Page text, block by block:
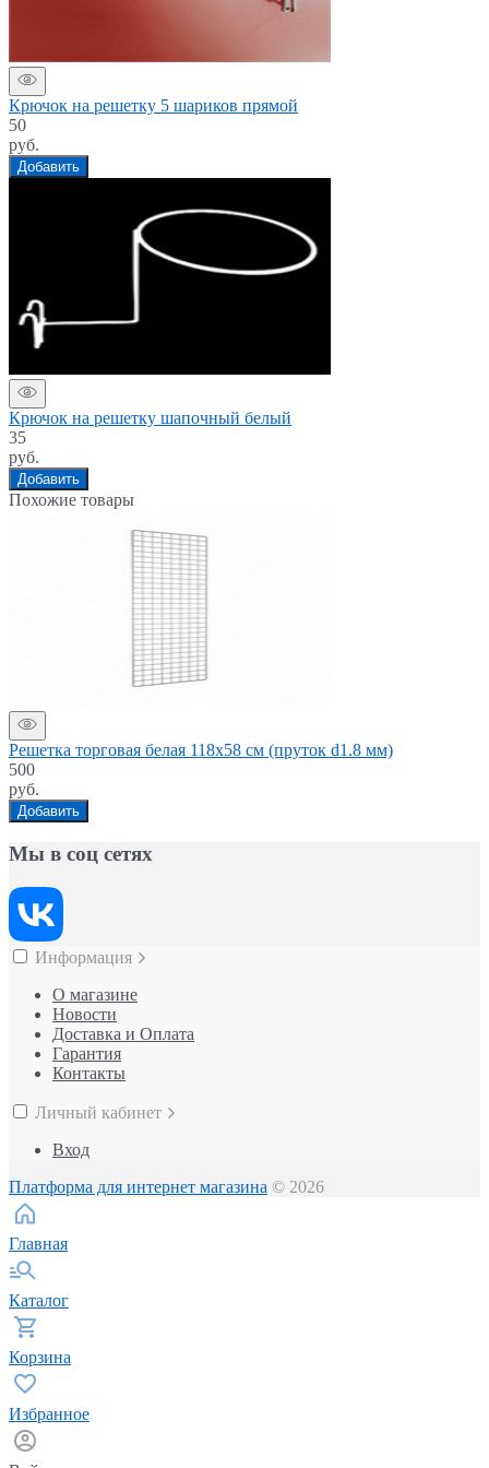
Крючок на решетку 5 шариков прямой
50
руб.
Добавить
Крючок на решетку шапочный белый
35
руб.
Добавить
Похожие товары
Решетка торговая белая 118x58 см (пруток d1.8 мм)
500
руб.
Добавить
Мы в соц сетях
Информация
О магазине
Новости
Доставка и Оплата
Гарантия
Контакты
Личный кабинет
Вход
Платформа для интернет магазина © 2026
Главная
Каталог
Корзина
Избранное